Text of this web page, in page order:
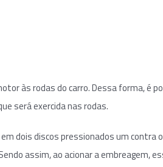
às rodas do carro. Dessa forma, é
será exercida nas rodas.
dois discos pressionados um
assim, ao acionar a embreagem,